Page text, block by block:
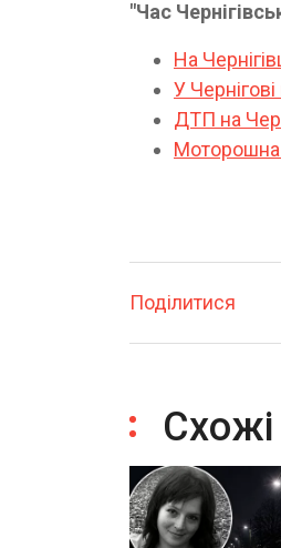
"Час
На
У
ДТП на
Моторошна
Поділитися